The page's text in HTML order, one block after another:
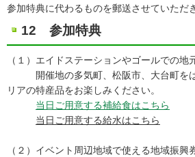
参加特典に代わるものを郵送させていただ
12 参加特典
（１）エイドステーションやゴールでの地
開催地の多気町、松阪市、大台町をは
リアの特産品をお楽しみください。
当日ご用意する補給食はこちら
当日ご用意する給水はこちら
（２）イベント周辺地域で使える地域振興